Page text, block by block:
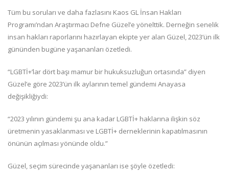
Tüm bu soruları ve daha fazlasını Kaos GL İnsan Hakları
Programı’ndan Araştırmacı Defne Güzel’e yönelttik. Derneğin senelik
insan hakları raporlarını hazırlayan ekipte yer alan Güzel, 2023’ün ilk
gününden bugüne yaşananları özetledi.
“LGBTİ+’lar dört başı mamur bir hukuksuzluğun ortasında” diyen
Güzel’e göre 2023’ün ilk aylarının temel gündemi Anayasa
değişikliğiydi:
“2023 yılının gündemi şu ana kadar LGBTİ+ haklarına ilişkin söz
üretmenin yasaklanması ve LGBTİ+ derneklerinin kapatılmasının
önünün açılması yönünde oldu.”
Güzel, seçim sürecinde yaşananları ise şöyle özetledi: